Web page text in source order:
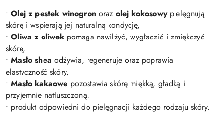
•Olej z pestek winogronoraz olej kokosowypielęgnują
skórę i wspierają jej naturalną kondycję,
•Oliwa z oliwek pomaga nawilżyć, wygładzić i zmiękczyć
skórę,
•Masło shea odżywia, regeneruje oraz poprawia
elastyczność skóry,
•Masło kakaowe pozostawia skórę miękką, gładką i
przyjemnie natłuszczoną,
• produkt odpowiedni do pielęgnacji każdego rodzaju skóry.